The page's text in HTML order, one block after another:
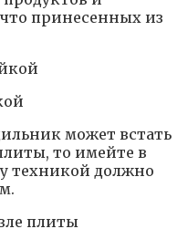
что принесенных из
может встать
то имейте в
техникой должно